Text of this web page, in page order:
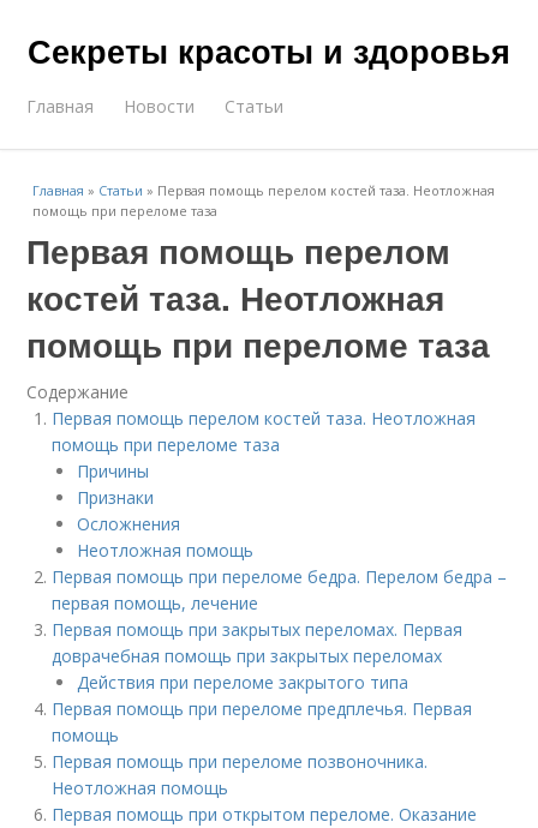
Секреты красоты и здоровья
Главная Новости Статьи
Главная » Статьи » Первая помощь перелом костей таза. Неотложная
помощь при переломе таза
Первая помощь перелом
костей таза. Неотложная
помощь при переломе таза
Содержание
Первая помощь перелом костей таза. Неотложная
помощь при переломе таза
Причины
Признаки
Осложнения
Неотложная помощь
Первая помощь при переломе бедра. Перелом бедра –
первая помощь, лечение
Первая помощь при закрытых переломах. Первая
доврачебная помощь при закрытых переломах
Действия при переломе закрытого типа
Первая помощь при переломе предплечья. Первая
помощь
Первая помощь при переломе позвоночника.
Неотложная помощь
Первая помощь при открытом переломе. Оказание